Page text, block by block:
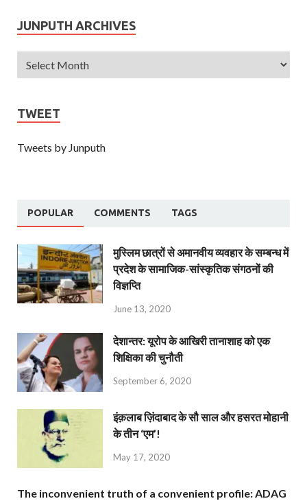
JUNPUTH ARCHIVES
TWEET
Tweets by Junputh
POPULAR COMMENTS TAGS
मुस्लिम छात्रों से अमानवीय व्यवहार के सम्बन्ध में
प्रदेश के सामाजिक-सांस्कृतिक संगठनों की
विज्ञप्ति
June 13, 2020
देशान्‍तर: यूरोप के आखिरी तानाशाह को एक
शिक्षिका की चुनौती
September 6, 2020
इंक़लाब ज़िंदाबाद के सौ साल और हसरत मोहानी
के तीन ‘एम’!
May 17, 2020
The inconvenient truth of a convenient profile: ADAG